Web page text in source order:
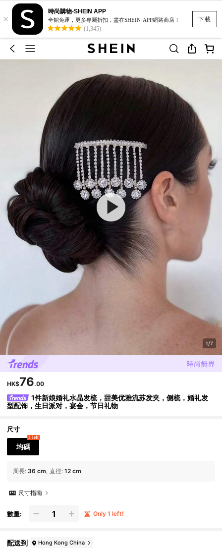
下載
×
時尚購物-SHEIN APP
全館免運，更多專屬折扣，盡在SHEIN·APP網路商店！
(1,345)
1/7
HK$76.00
1件新娘婚礼水晶发梳，甜美优雅流苏发夹，侧梳，婚礼发
型配饰，生日派对，宴会，节日礼物
尺寸
均碼
1 left
周長: 36 cm 直徑: 12 cm
尺寸指南
數量: Only 1 left!
配送到 Hong Kong China